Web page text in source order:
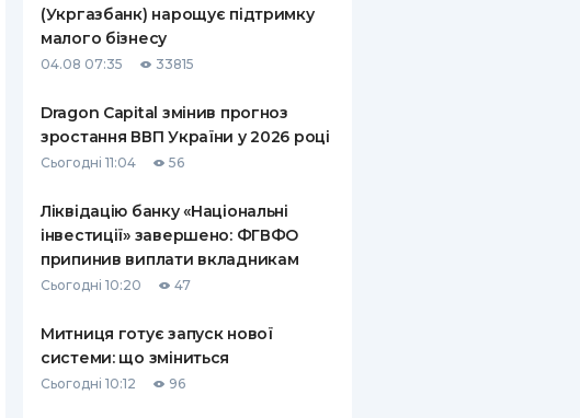
ПУТІВНИКИ ПО
СТРАХОВІ КОМПАНІЇ
КОМПАНІЇ
КОНТАКТИ
(Укргазбанк) нарощує підтримку
малого бізнесу
04.08 07:35 33815
Dragon Capital змінив прогноз
зростання ВВП України у 2026 році
Сьогодні 11:04 56
Ліквідацію банку «Національні
інвестиції» завершено: ФГВФО
припинив виплати вкладникам
Сьогодні 10:20 47
Митниця готує запуск нової
системи: що зміниться
Сьогодні 10:12 96